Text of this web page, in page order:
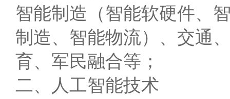
智能制造（智能软硬件、
制造、智能物流）、交通
育、军民融合等；
二、人工智能技术